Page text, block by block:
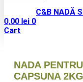
C&B NADĂ
0,00 lei 0
Cart
NADA
CAPSUNA 2KG